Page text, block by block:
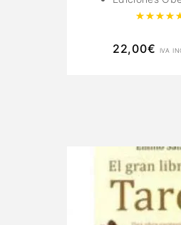
22,00€ IVA